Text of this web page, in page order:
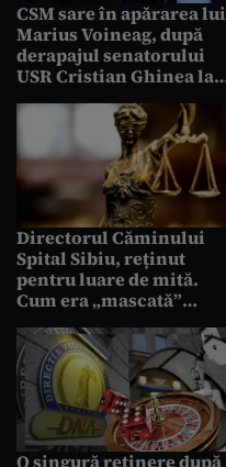
CSM sare în apărarea lui
Marius Voineag, după
derapajul senatorului
USR Cristian Ghinea la
Directorul Căminului
Spital Sibiu, reținut
pentru luare de mită.
Cum era „mascată”
O singură reținere după